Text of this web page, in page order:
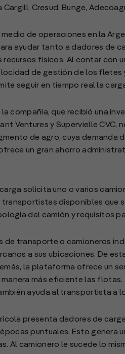
Cargill, Cresud, Bunge,
medio de operaciones en la
ayudar tanto a dadores de
recursos físicos. Al contar con
de gestión de los fletes
seguir en tiempo real la
la compañía, que recibió una
Ventures y Supervielle
de agro, cuya demanda
ofrece un gran ahorro
carga solicita uno o varios
disponibles que
del camión y requisitos
de transporte o camioneros
a sus ubicaciones. De
la plataforma ofrece un
más eficiente las
ayuda al transportista a
presenta dadores de
puntuales. Esto
Al camionero le sucede lo